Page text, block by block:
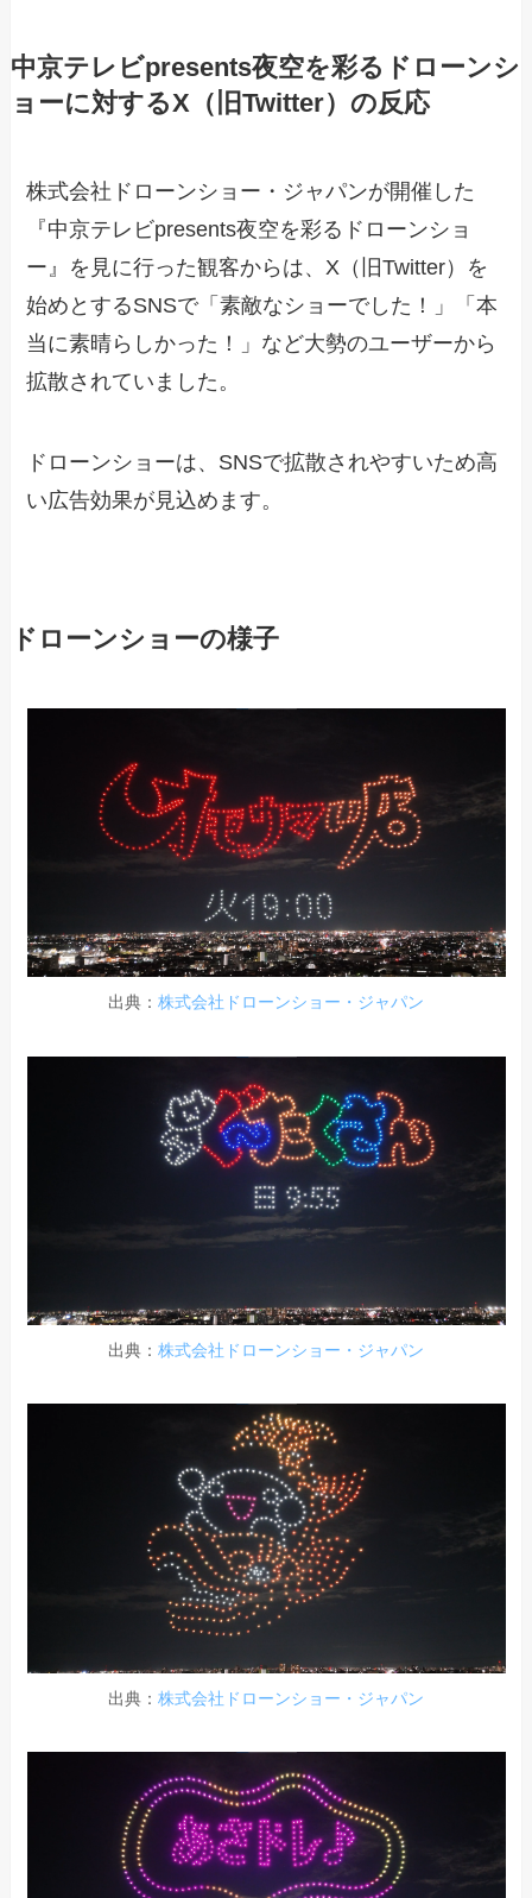
中京テレビpresents夜空を彩るドローンシ
ョーに対するX（旧Twitter）の反応
株式会社ドローンショー・ジャパンが開催した
『中京テレビpresents夜空を彩るドローンショ
ー』を見に行った観客からは、X（旧Twitter）を
始めとするSNSで「素敵なショーでした！」「本
当に素晴らしかった！」など大勢のユーザーから
拡散されていました。
ドローンショーは、SNSで拡散されやすいため高
い広告効果が見込めます。
ドローンショーの様子
出典： 株式会社ドローンショー・ジャパン
出典： 株式会社ドローンショー・ジャパン
出典： 株式会社ドローンショー・ジャパン